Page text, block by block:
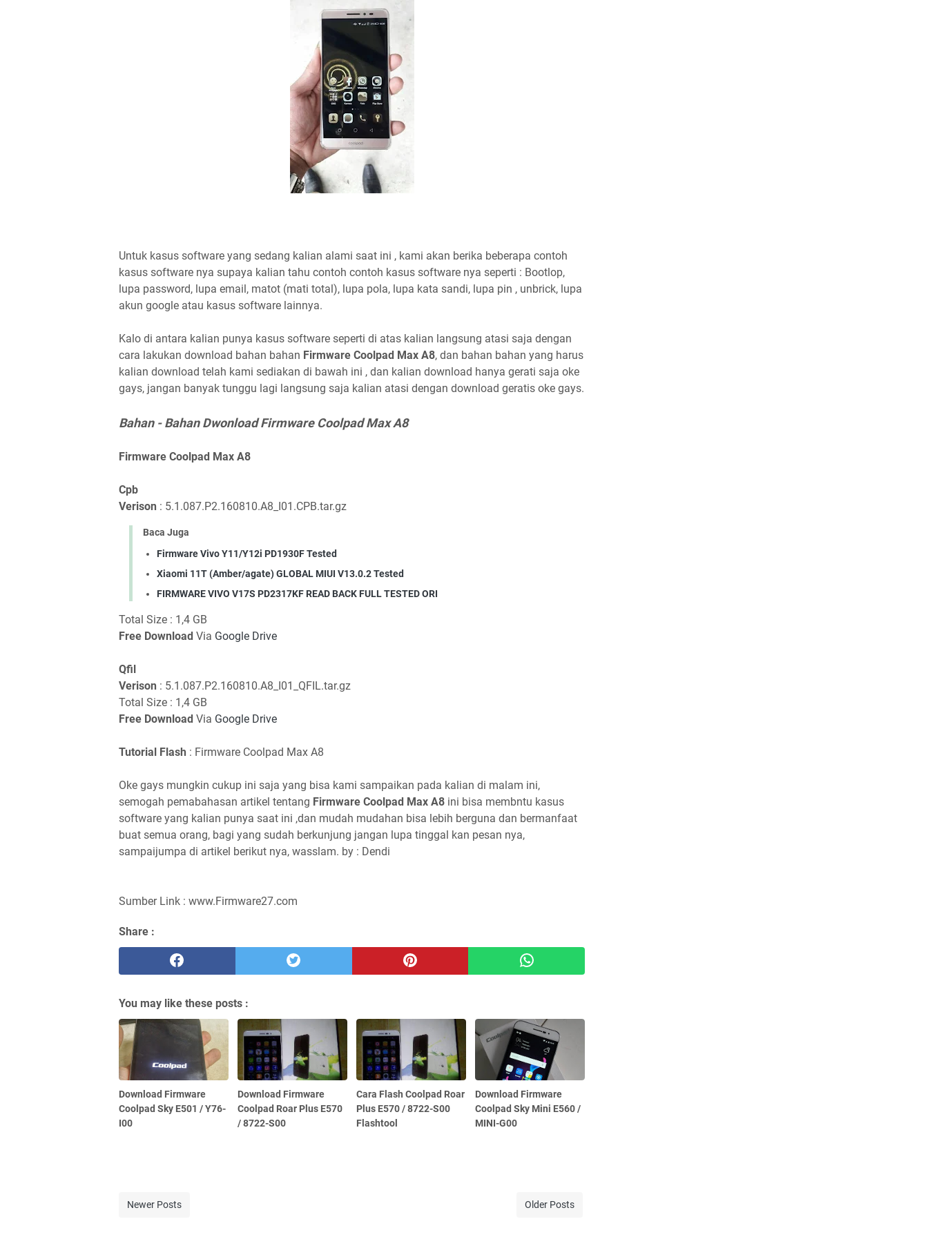
Untuk kasus software yang sedang kalian alami saat ini , kami akan berika beberapa contoh
kasus software nya supaya kalian tahu contoh contoh kasus software nya seperti : Bootlop,
lupa password, lupa email, matot (mati total), lupa pola, lupa kata sandi, lupa pin , unbrick, lupa
akun google atau kasus software lainnya.
Kalo di antara kalian punya kasus software seperti di atas kalian langsung atasi saja dengan
cara lakukan download bahan bahan Firmware Coolpad Max A8, dan bahan bahan yang harus
kalian download telah kami sediakan di bawah ini , dan kalian download hanya gerati saja oke
gays, jangan banyak tunggu lagi langsung saja kalian atasi dengan download geratis oke gays.
Bahan - Bahan Dwonload Firmware Coolpad Max A8
Firmware Coolpad Max A8
Cpb
Verison : 5.1.087.P2.160810.A8_I01.CPB.tar.gz
Baca Juga
Firmware Vivo Y11/Y12i PD1930F Tested
Xiaomi 11T (Amber/agate) GLOBAL MIUI V13.0.2 Tested
FIRMWARE VIVO V17S PD2317KF READ BACK FULL TESTED ORI
Total Size : 1,4 GB
Free Download Via Google Drive
Qfil
Verison : 5.1.087.P2.160810.A8_I01_QFIL.tar.gz
Total Size : 1,4 GB
Free Download Via Google Drive
Tutorial Flash : Firmware Coolpad Max A8
Oke gays mungkin cukup ini saja yang bisa kami sampaikan pada kalian di malam ini,
semogah pemabahasan artikel tentang Firmware Coolpad Max A8 ini bisa membntu kasus
software yang kalian punya saat ini ,dan mudah mudahan bisa lebih berguna dan bermanfaat
buat semua orang, bagi yang sudah berkunjung jangan lupa tinggal kan pesan nya,
sampaijumpa di artikel berikut nya, wasslam. by : Dendi
Sumber Link : www.Firmware27.com
Share :
You may like these posts :
Download Firmware
Coolpad Sky E501 / Y76-
I00
Download Firmware
Coolpad Roar Plus E570
/ 8722-S00
Cara Flash Coolpad Roar
Plus E570 / 8722-S00
Flashtool
Download Firmware
Coolpad Sky Mini E560 /
MINI-G00
Newer Posts Older Posts